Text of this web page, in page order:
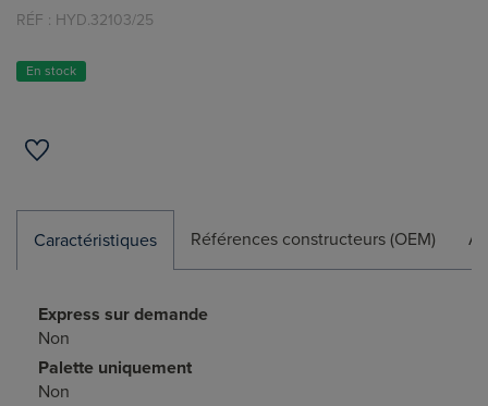
RÉF : HYD.32103/25
En stock
Caractéristiques Références constructeurs (OEM)
Express sur demande
Non
Palette uniquement
Non